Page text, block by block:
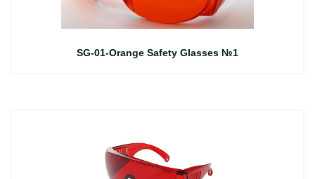
SG-01-Orange Safety Glasses №1